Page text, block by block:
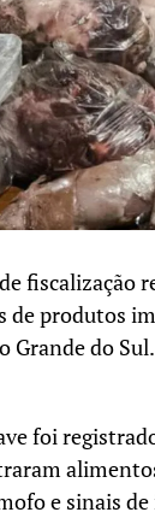
fiscalização
de produtos
Grande do
foi
e sinais